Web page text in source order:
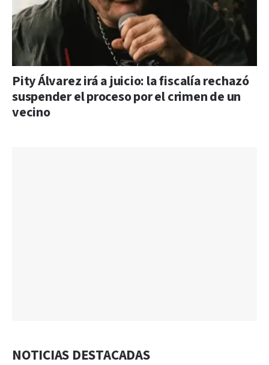
Pity Álvarez irá a juicio: la fiscalía rechazó
suspender el proceso por el crimen de un
vecino
NOTICIAS DESTACADAS